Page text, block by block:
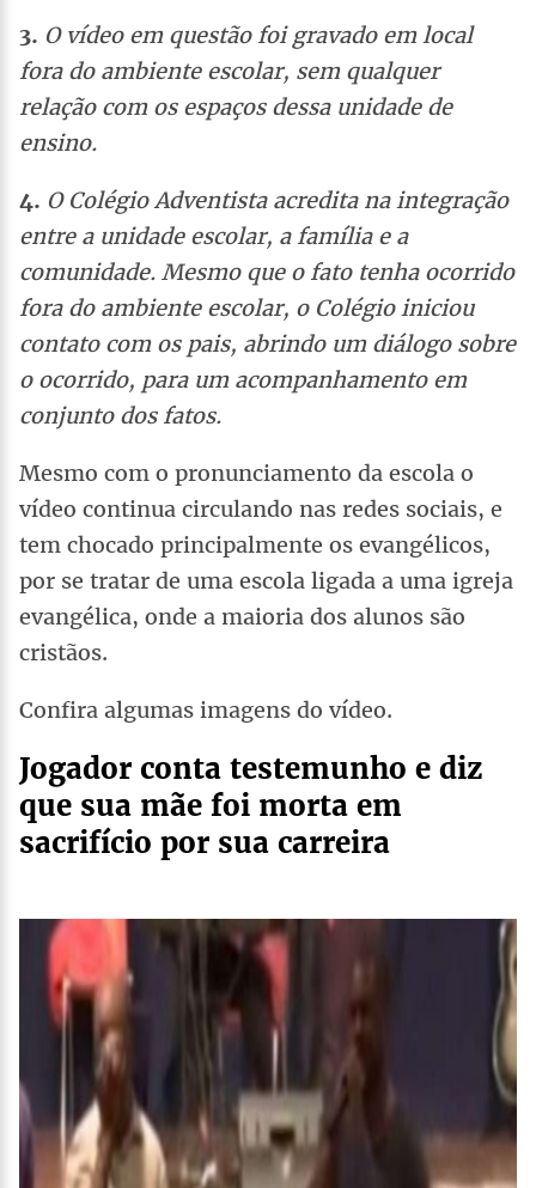
3. O vídeo em questão foi gravado em local
fora do ambiente escolar, sem qualquer
relação com os espaços dessa unidade de
ensino.
4. O Colégio Adventista acredita na integração
entre a unidade escolar, a família e a
comunidade. Mesmo que o fato tenha ocorrido
fora do ambiente escolar, o Colégio iniciou
contato com os pais, abrindo um diálogo sobre
o ocorrido, para um acompanhamento em
conjunto dos fatos.
Mesmo com o pronunciamento da escola o
vídeo continua circulando nas redes sociais, e
tem chocado principalmente os evangélicos,
por se tratar de uma escola ligada a uma igreja
evangélica, onde a maioria dos alunos são
cristãos.
Confira algumas imagens do vídeo.
Jogador conta testemunho e diz
que sua mãe foi morta em
sacrifício por sua carreira